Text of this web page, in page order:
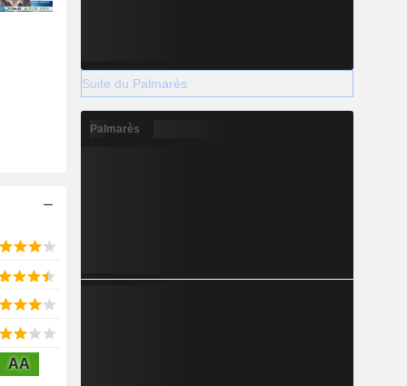
AA
Suite du Palmarès
Palmarès